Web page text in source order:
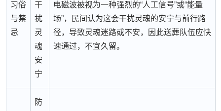
习俗
与禁
忌
干
扰
灵
魂
安
宁
电磁波被视为一种强烈的“人工信号”或“能量
场”，民间认为这会干扰灵魂的安宁与前行路
径，导致灵魂迷路或不安，因此送葬队伍应快
速通过，不宜久留。
防